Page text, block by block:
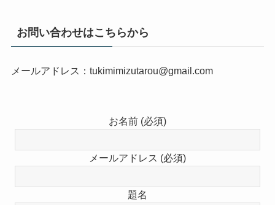
お問い合わせはこちらから
メールアドレス：tukimimizutarou@gmail.com
お名前 (必須)
メールアドレス (必須)
題名